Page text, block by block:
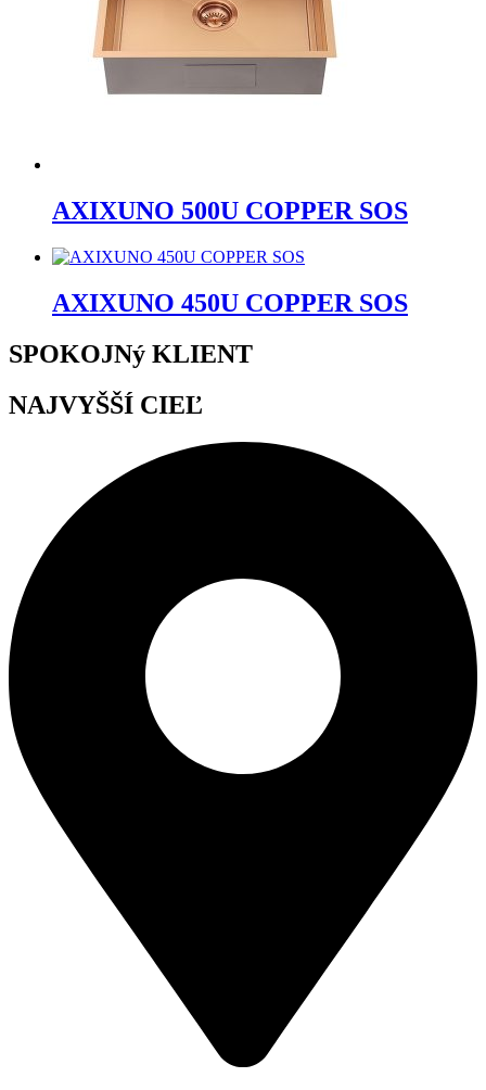
AXIXUNO 500U COPPER SOS
AXIXUNO 450U COPPER SOS
SPOKOJNý KLIENT
NAJVYŠŠÍ CIEĽ